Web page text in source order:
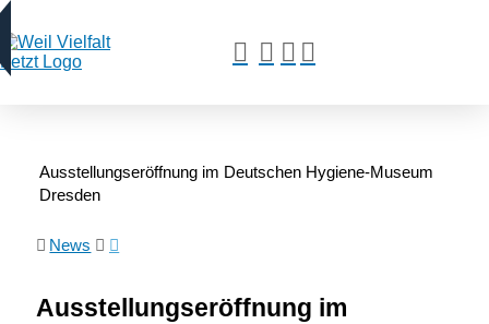
Ausstellungseröffnung im Deutschen Hygiene-Museum
Dresden
News
Ausstellungseröffnung im